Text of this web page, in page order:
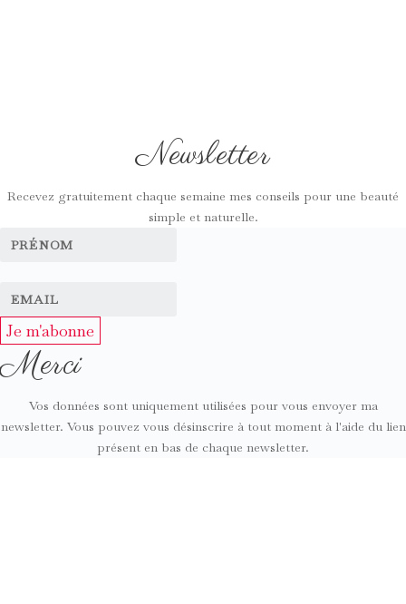
Newsletter
Recevez gratuitement chaque semaine mes conseils pour une beauté
simple et naturelle.
Je m'abonne
Merci
Vos données sont uniquement utilisées pour vous envoyer ma
newsletter. Vous pouvez vous désinscrire à tout moment à l'aide du lien
présent en bas de chaque newsletter.